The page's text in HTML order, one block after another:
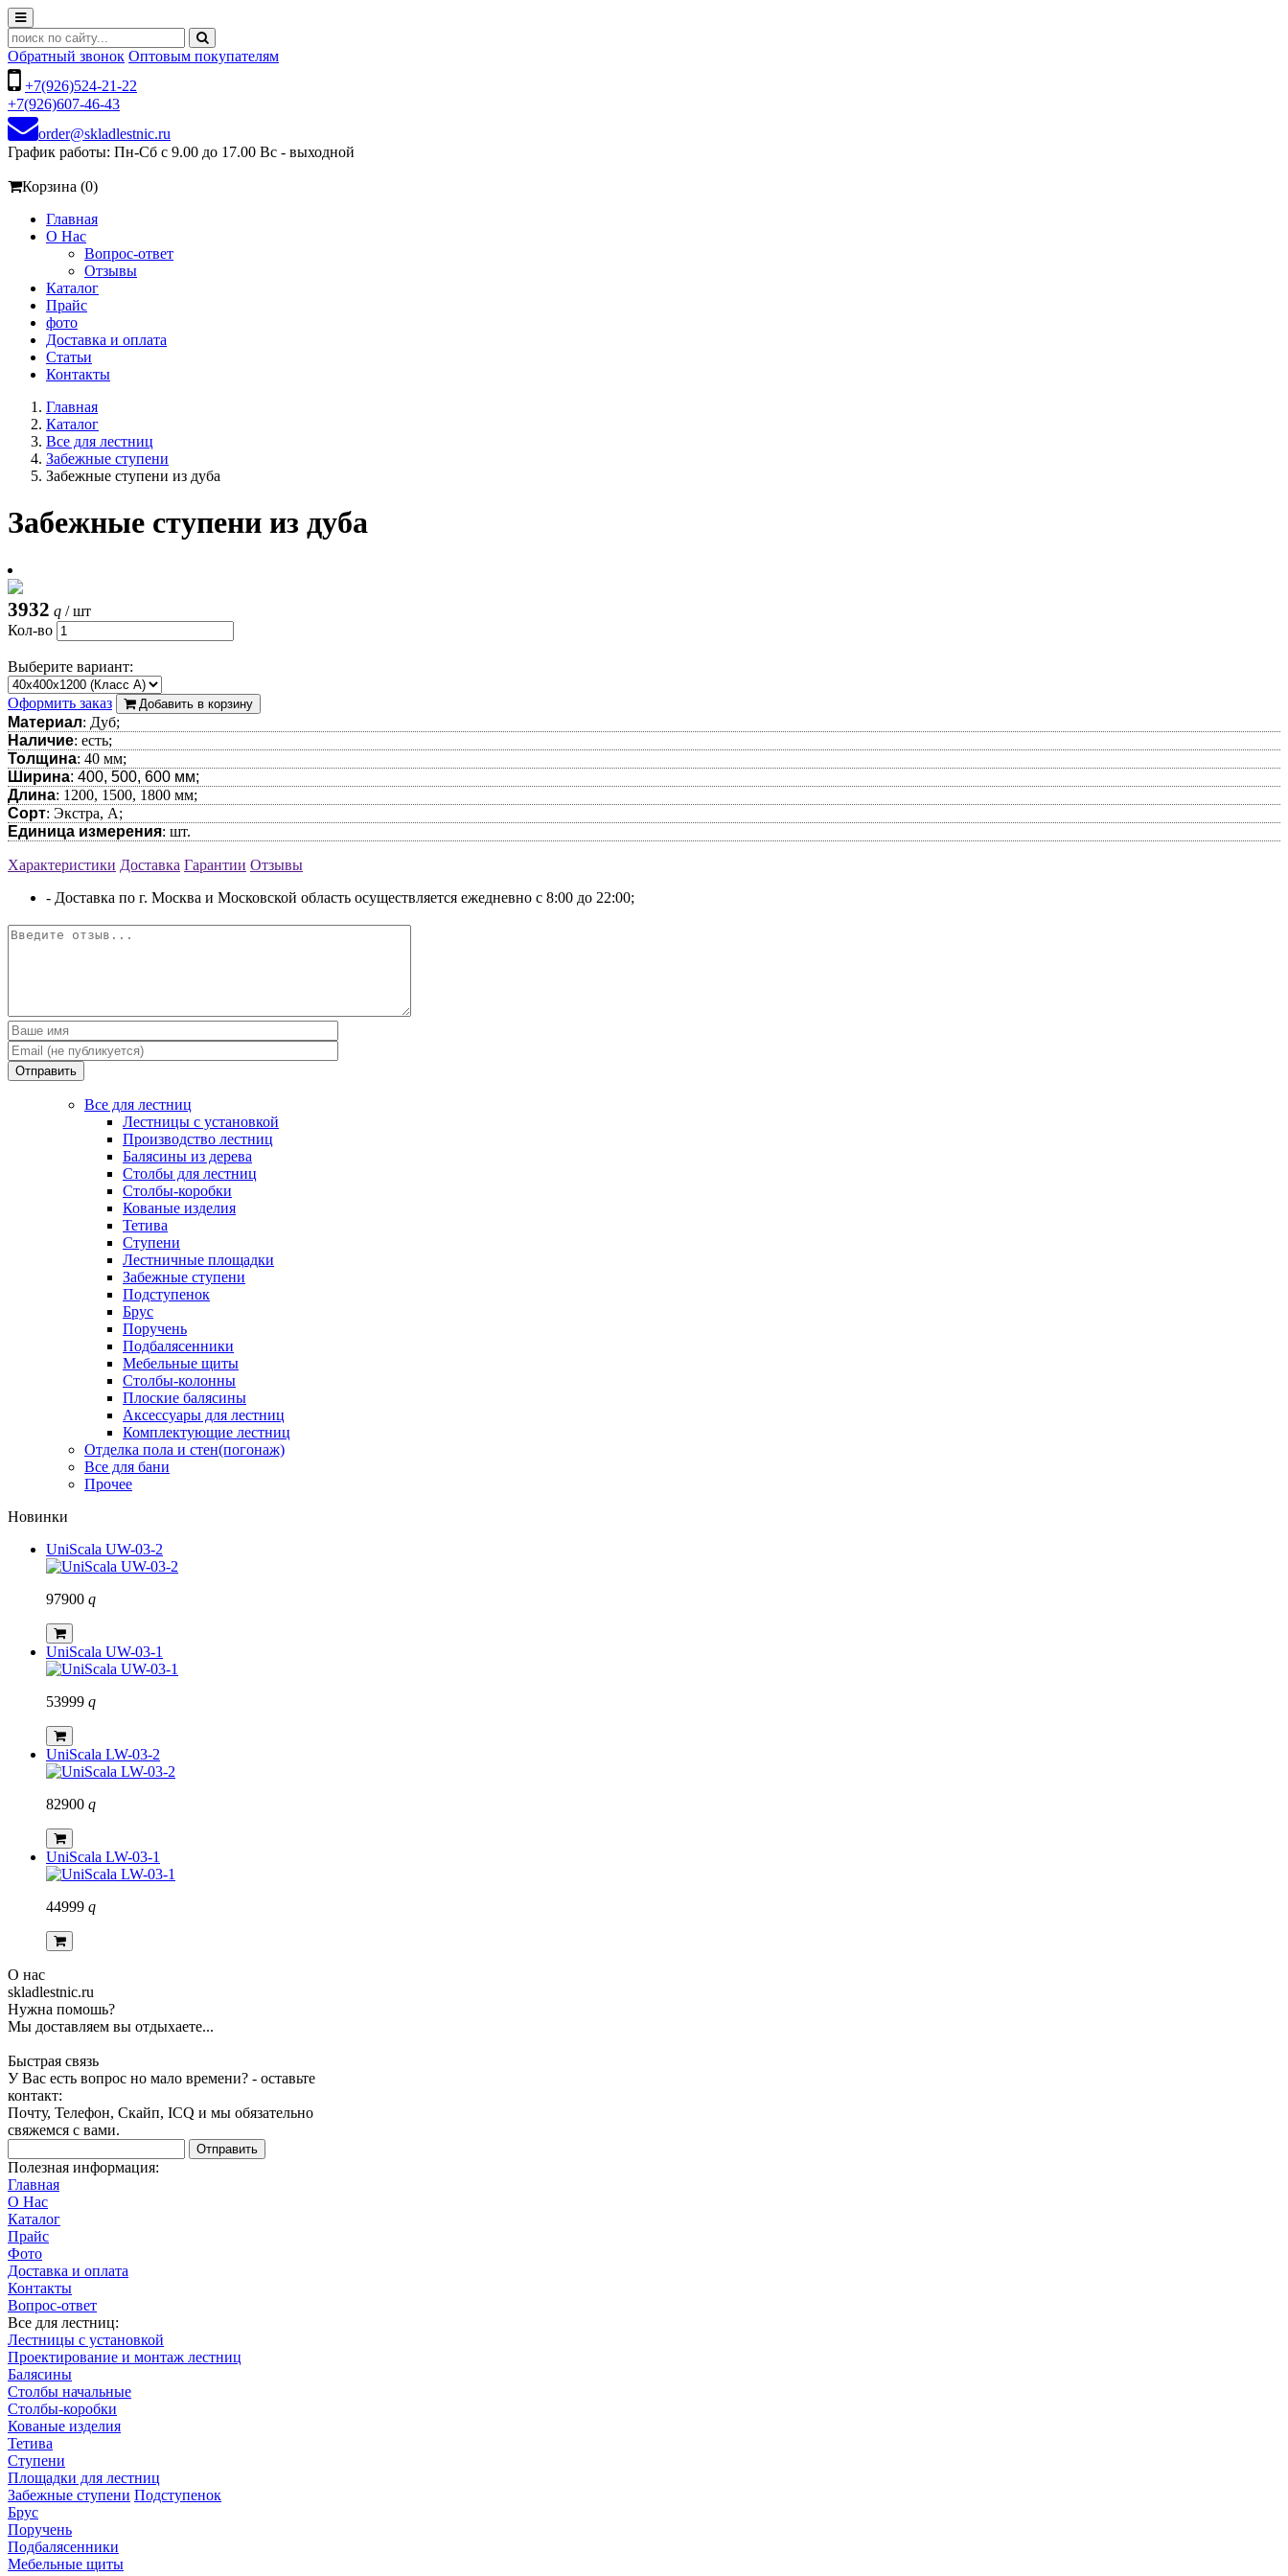
Обратный звонок Оптовым покупателям
+7(926)524-21-22
+7(926)607-46-43
order@skladlestnic.ru
График работы: Пн-Сб с 9.00 до 17.00 Вс - выходной
Корзина (0)
Главная
О Нас
Вопрос-ответ
Отзывы
Каталог
Прайс
фото
Доставка и оплата
Статьи
Контакты
Главная
Каталог
Все для лестниц
Забежные ступени
Забежные ступени из дуба
Забежные ступени из дуба
3932 q / шт
Кол-во
Выберите вариант:
Оформить заказ Добавить в корзину
Материал: Дуб;
Наличие: есть;
Толщина: 40 мм;
Ширина: 400, 500, 600 мм;
Длина: 1200, 1500, 1800 мм;
Сорт: Экстра, А;
Единица измерения: шт.
Характеристики Доставка Гарантии Отзывы
- Доставка по г. Москва и Московской область осуществляется ежедневно с 8:00 до 22:00;
Отправить
Все для лестниц
Лестницы с установкой
Производство лестниц
Балясины из дерева
Столбы для лестниц
Столбы-коробки
Кованые изделия
Тетива
Ступени
Лестничные площадки
Забежные ступени
Подступенок
Брус
Поручень
Подбалясенники
Мебельные щиты
Столбы-колонны
Плоские балясины
Аксессуары для лестниц
Комплектующие лестниц
Отделка пола и стен(погонаж)
Все для бани
Прочее
Новинки
UniScala UW-03-2
97900 q
UniScala UW-03-1
53999 q
UniScala LW-03-2
82900 q
UniScala LW-03-1
44999 q
О нас
skladlestnic.ru
Нужна помошь?
Мы доставляем вы отдыхаете...
Быстрая связь
У Вас есть вопрос но мало времени? - оставьте
контакт:
Почту, Телефон, Скайп, ICQ и мы обязательно
свяжемся с вами.
Отправить
Полезная информация:
Главная
О Нас
Каталог
Прайс
Фото
Доставка и оплата
Контакты
Вопрос-ответ
Все для лестниц:
Лестницы с установкой
Проектирование и монтаж лестниц
Балясины
Столбы начальные
Столбы-коробки
Кованые изделия
Тетива
Ступени
Площадки для лестниц
Забежные ступени Подступенок
Брус
Поручень
Подбалясенники
Мебельные щиты